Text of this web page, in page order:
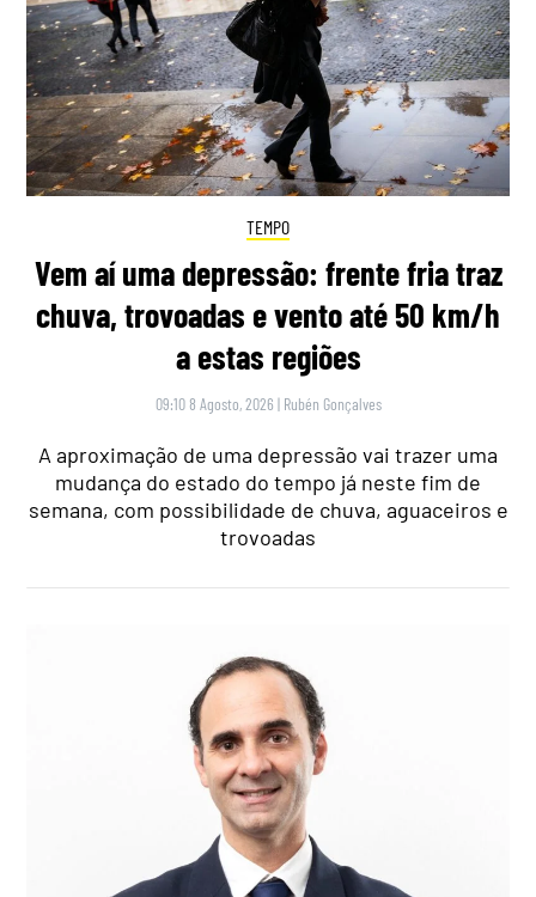
TEMPO
Vem aí uma depressão: frente fria traz
chuva, trovoadas e vento até 50 km/h
a estas regiões
09:10 8 Agosto, 2026 | Rubén Gonçalves
A aproximação de uma depressão vai trazer uma
mudança do estado do tempo já neste fim de
semana, com possibilidade de chuva, aguaceiros e
trovoadas